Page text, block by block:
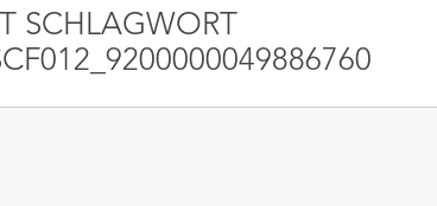
SCHLAGWORT